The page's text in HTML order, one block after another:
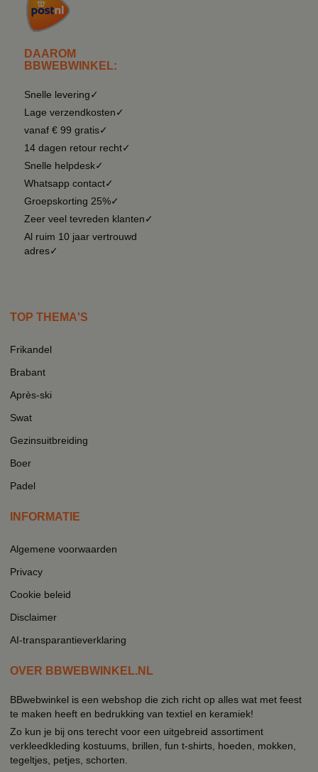
DAAROM
BBWEBWINKEL:
Snelle levering✓
Lage verzendkosten✓
vanaf € 99 gratis✓
14 dagen retour recht✓
Snelle helpdesk✓
Whatsapp contact✓
Groepskorting 25%✓
Zeer veel tevreden klanten✓
Al ruim 10 jaar vertrouwd
adres✓
TOP THEMA'S
Frikandel
Brabant
Après-ski
Swat
Gezinsuitbreiding
Boer
Padel
INFORMATIE
Algemene voorwaarden
Privacy
Cookie beleid
Disclaimer
AI-transparantieverklaring
OVER BBWEBWINKEL.NL
BBwebwinkel is een webshop die zich richt op alles wat met feest
te maken heeft en bedrukking van textiel en keramiek!
Zo kun je bij ons terecht voor een uitgebreid assortiment
verkleedkleding kostuums, brillen, fun t-shirts, hoeden, mokken,
tegeltjes, petjes, schorten.